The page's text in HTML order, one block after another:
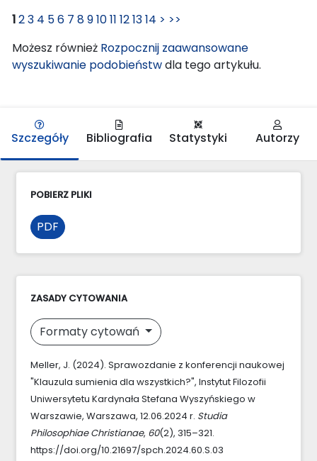
123 4 56 7 891011 121314 > >>
Możesz również Rozpocznij zaawansowane
wyszukiwanie podobieństwdla tego artykułu.
Szczegóły Bibliografia Statystyki Autorzy
POBIERZ PLIKI
PDF
ZASADY CYTOWANIA
Formaty cytowań
Meller, J. (2024). Sprawozdanie z konferencji naukowej
"Klauzula sumienia dla wszystkich?", Instytut Filozofii
Uniwersytetu Kardynała Stefana Wyszyńskiego w
Warszawie, Warszawa, 12.06.2024 r. Studia
Philosophiae Christianae, 60(2), 315–321.
https://doi.org/10.21697/spch.2024.60.S.03